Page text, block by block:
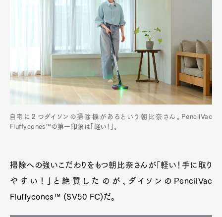
自宅に２つダイソンの掃除機があるという朝比奈さん。PencilVac
Fluffycones™の第一印象は「軽い！」。
掃除への強いこだわりをもつ朝比奈さんが「軽い！手に取り
やすい！」と絶賛したのが、ダイソンのPencilVac
Fluffycones™ (SV50 FC)だ。